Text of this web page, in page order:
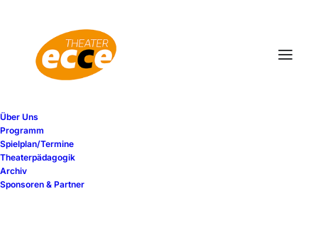
Über Uns
Programm
Spielplan/Termine
Theaterpädagogik
Archiv
Sponsoren & Partner